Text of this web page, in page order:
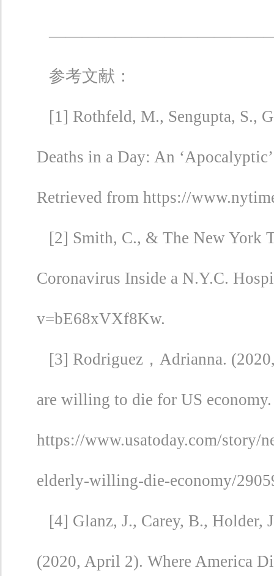
参考文献：
[1] Rothfeld, M., Sengupta, S.,
Deaths in a Day: An
Retrieved from https://
[2] Smith, C., & The New York
Coronavirus Inside a N.Y.C.
v=bE68xVXf8Kw.
[3] Rodriguez，Adrianna.
are willing to die for US
https://www.usatoday.com/story/
elderly-willing-die-economy/
[4] Glanz, J., Carey, B., Holder,
(2020, April 2). Where America